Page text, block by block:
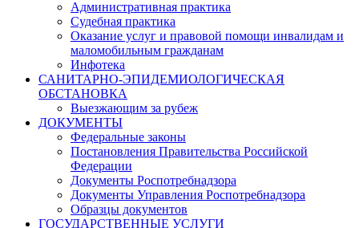
Административная практика
Судебная практика
Оказание услуг и правовой помощи инвалидам и
маломобильным гражданам
Инфотека
САНИТАРНО-ЭПИДЕМИОЛОГИЧЕСКАЯ
ОБСТАНОВКА
Выезжающим за рубеж
ДОКУМЕНТЫ
Федеральные законы
Постановления Правительства Российской
Федерации
Документы Роспотребнадзора
Документы Управления Роспотребнадзора
Образцы документов
ГОСУДАРСТВЕННЫЕ УСЛУГИ